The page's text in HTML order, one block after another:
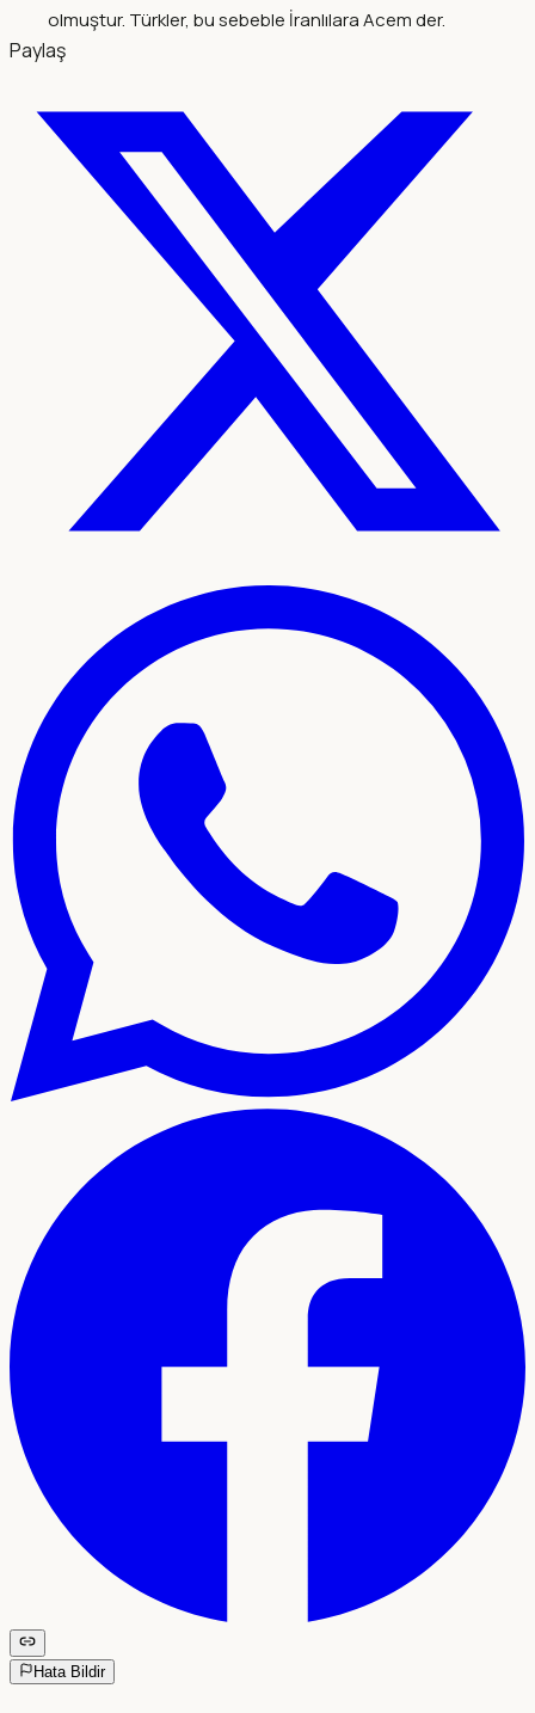
olmuştur. Türkler, bu sebeble İranlılara Acem der.
Paylaş
Hata Bildir